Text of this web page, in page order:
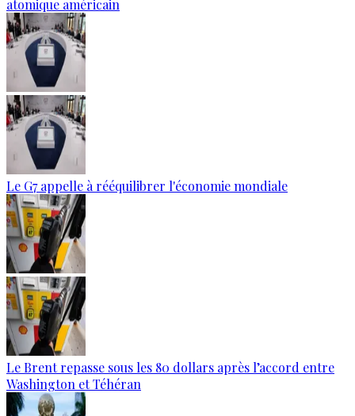
atomique américain
Le G7 appelle à rééquilibrer l'économie mondiale
Le Brent repasse sous les 80 dollars après l’accord entre
Washington et Téhéran